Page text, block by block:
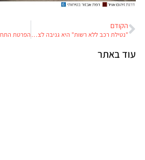
הקודם
"נטילת רכב ללא רשות" היא גניבה לצורך הביטוח
באתר